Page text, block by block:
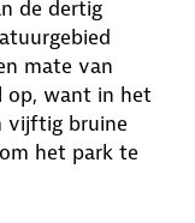
de dertig
mate van
op, want in het
vijftig bruine
het park te